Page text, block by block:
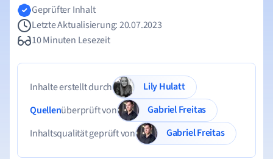
Geprüfter Inhalt
Letzte Aktualisierung: 20.07.2023
10 Minuten Lesezeit
Inhalte erstellt durch
Lily Hulatt
Quellenüberprüft von
Gabriel Freitas
Inhaltsqualität geprüft von
Gabriel Freitas